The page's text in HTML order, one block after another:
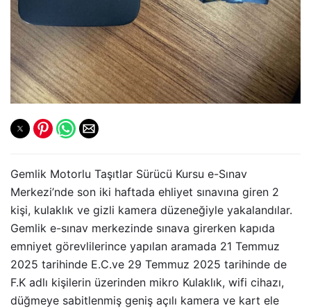
Gemlik Motorlu Taşıtlar Sürücü Kursu e-Sınav
Merkezi’nde son iki haftada ehliyet sınavına giren 2
kişi, kulaklık ve gizli kamera düzeneğiyle yakalandılar.
Gemlik e-sınav merkezinde sınava girerken kapıda
emniyet görevlilerince yapılan aramada 21 Temmuz
2025 tarihinde E.C.ve 29 Temmuz 2025 tarihinde de
F.K adlı kişilerin üzerinden mikro Kulaklık, wifi cihazı,
düğmeye sabitlenmiş geniş açılı kamera ve kart ele